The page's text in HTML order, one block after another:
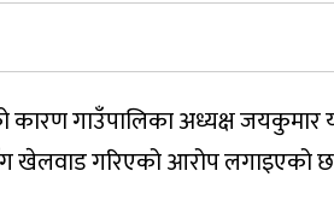
कारण गाउँपालिका अध्यक्ष
खेलवाड गरिएको आरोप लगाइएको